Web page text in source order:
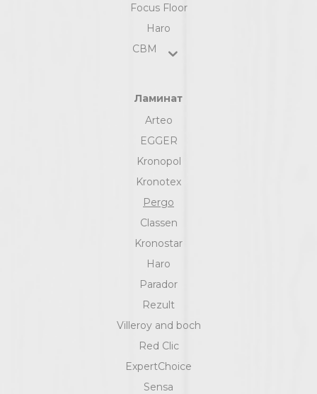
Focus Floor
Haro
СВМ
Ламинат
Arteo
EGGER
Kronopol
Kronotex
Pergo
Classen
Kronostar
Haro
Parador
Rezult
Villeroy and boch
Red Clic
ExpertChoice
Sensa